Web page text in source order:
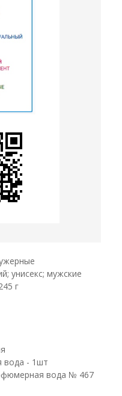
унисекс; мужские
г
вода - 1шт
вода № 467